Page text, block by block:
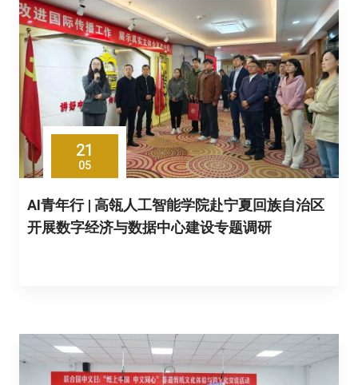
21
05
AI青年行 | 高瓴人工智能学院赴宁夏回族自治区
开展数字经济与数据中心建设专题调研